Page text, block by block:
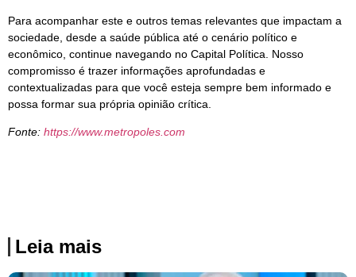
Para acompanhar este e outros temas relevantes que impactam a
sociedade, desde a saúde pública até o cenário político e
econômico, continue navegando no Capital Política. Nosso
compromisso é trazer informações aprofundadas e
contextualizadas para que você esteja sempre bem informado e
possa formar sua própria opinião crítica.
Fonte: https://www.metropoles.com
Leia mais